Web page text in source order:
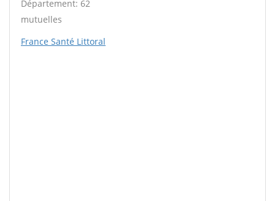
Département: 62
mutuelles
France Santé Littoral